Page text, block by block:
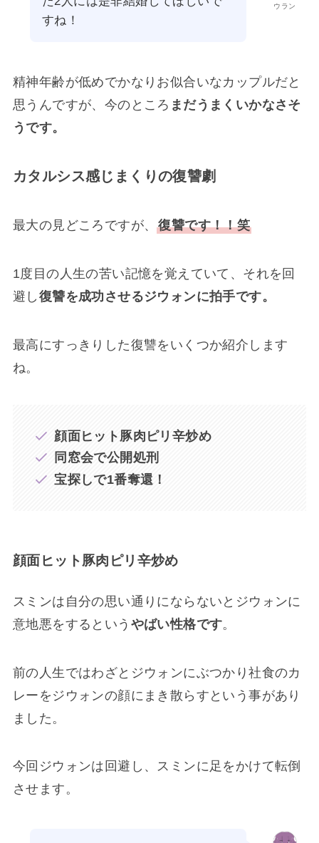
ウラン
すね！
精神年齢が低めでかなりお似合いなカップルだと
思うんですが、今のところ まだうまくいかなさそ
うです。
カタルシス感じまくりの復讐劇
最大の見どころですが、復讐です！！笑
1度目の人生の苦い記憶を覚えていて、それを回
避し 復讐を成功させるジウォンに拍手です。
最高にすっきりした復讐をいくつか紹介します
ね。
顔面ヒット豚肉ピリ辛炒め
同窓会で公開処刑
宝探しで1番奪還！
顔面ヒット豚肉ピリ辛炒め
スミンは自分の思い通りにならないとジウォンに
意地悪をするという やばい性格です。
前の人生ではわざとジウォンにぶつかり社食のカ
レーをジウォンの顔にまき散らすという事があり
ました。
今回ジウォンは回避し、スミンに足をかけて転倒
させます。